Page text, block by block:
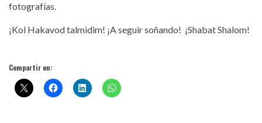
fotografías.
¡Kol Hakavod talmidim! ¡A seguir soñando! ¡Shabat Shalom!
Compartir en: